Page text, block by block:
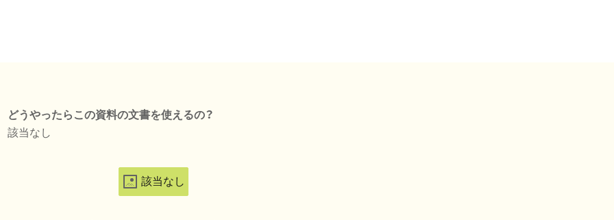
どうやったらこの資料の文書を使えるの？
該当なし
該当なし